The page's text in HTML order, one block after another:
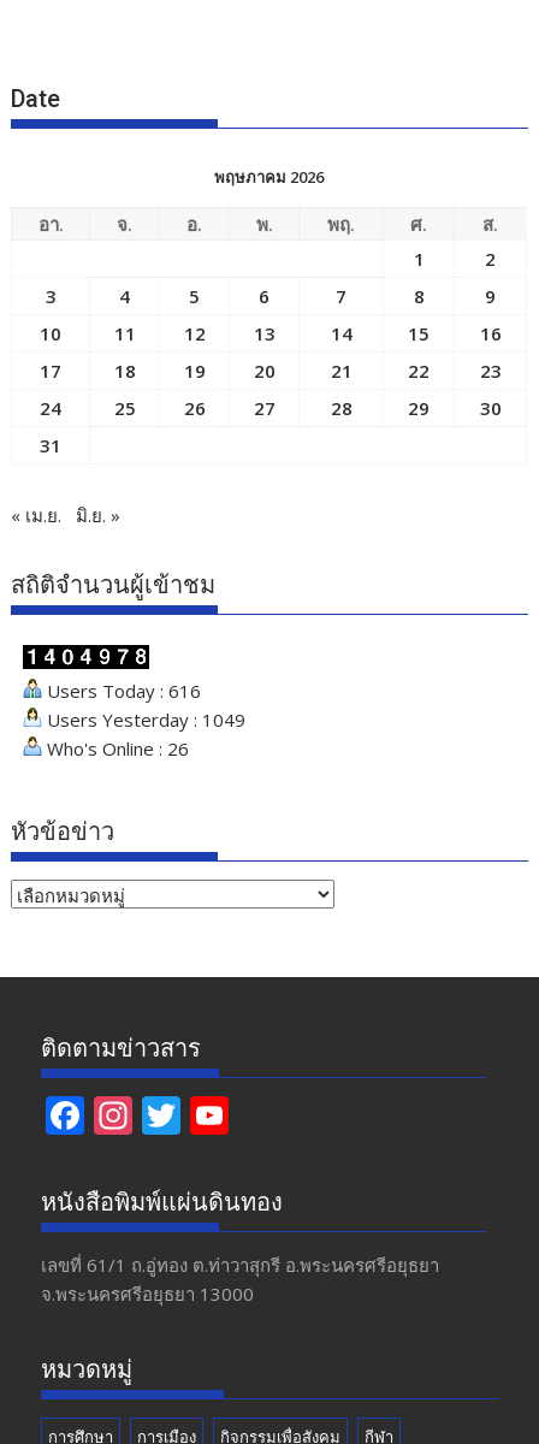
Date
พฤษภาคม 2026
อา. จ. อ. พ. พฤ. ศ.
ส.
1
2
3
4 5 6 7 8
9
10
11 12 13 14 15
16
17
18 19 20 21 22
23
24
25 26 27 28 29
30
31
« เม.ย. มิ.ย. »
สถิติจำนวนผู้เข้าชม
Users Today : 616
Users Yesterday : 1049
Who's Online : 26
หัวข้อข่าว
หัวข้อ
ติดตามข่าวสาร
F
e
b
o
o
In
a
gr
a
m
T
itt
er
u
T
u
b
หนังสือพิมพ์แผ่นดินทอง
เลขที่ 61/1 ถ.อู่ทอง​ ต.​ท่าวาสุกรี​ อ.พระนครศรีอยุธยา​
จ.พระนครศรีอยุธยา 13000
หมวดหมู่
การศึกษา การเมือง กิจกรรมเพื่อสังคม กีฬา